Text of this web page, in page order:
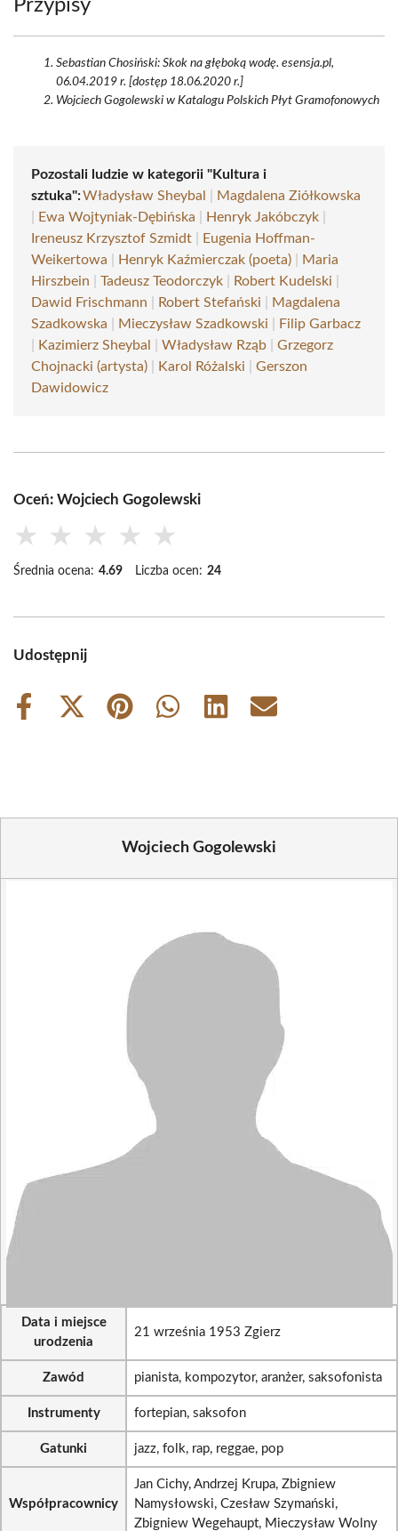
Przypisy
Sebastian Chosiński: Skok na głęboką wodę. esensja.pl,
06.04.2019 r. [dostęp 18.06.2020 r.]
Wojciech Gogolewski w Katalogu Polskich Płyt Gramofonowych
Pozostali ludzie w kategorii "Kultura i
sztuka":Władysław Sheybal
Magdalena Ziółkowska
Ewa Wojtyniak-Dębińska Henryk Jakóbczyk
Ireneusz Krzysztof Szmidt
Eugenia Hoffman-
Weikertowa
Henryk Kaźmierczak (poeta)
Maria
Hirszbein
Tadeusz Teodorczyk Robert Kudelski
Dawid Frischmann
Robert Stefański
Magdalena
Szadkowska
Mieczysław Szadkowski
Filip Garbacz
Kazimierz Sheybal Władysław Rząb
Grzegorz
Chojnacki (artysta)
Karol Różalski
Gerszon
Dawidowicz
Oceń: Wojciech Gogolewski
★ ★ ★ ★ ★
Średnia ocena: 4.69 Liczba ocen: 24
Udostępnij
Share
Share
Share
Share
Share
Share
Wojciech Gogolewski
Data i miejsce
urodzenia
21 września 1953 Zgierz
Zawód pianista, kompozytor, aranżer, saksofonista
Instrumenty fortepian, saksofon
Gatunki jazz, folk, rap, reggae, pop
Współpracownicy
Jan Cichy, Andrzej Krupa, Zbigniew
Namysłowski, Czesław Szymański,
Zbigniew Wegehaupt, Mieczysław Wolny